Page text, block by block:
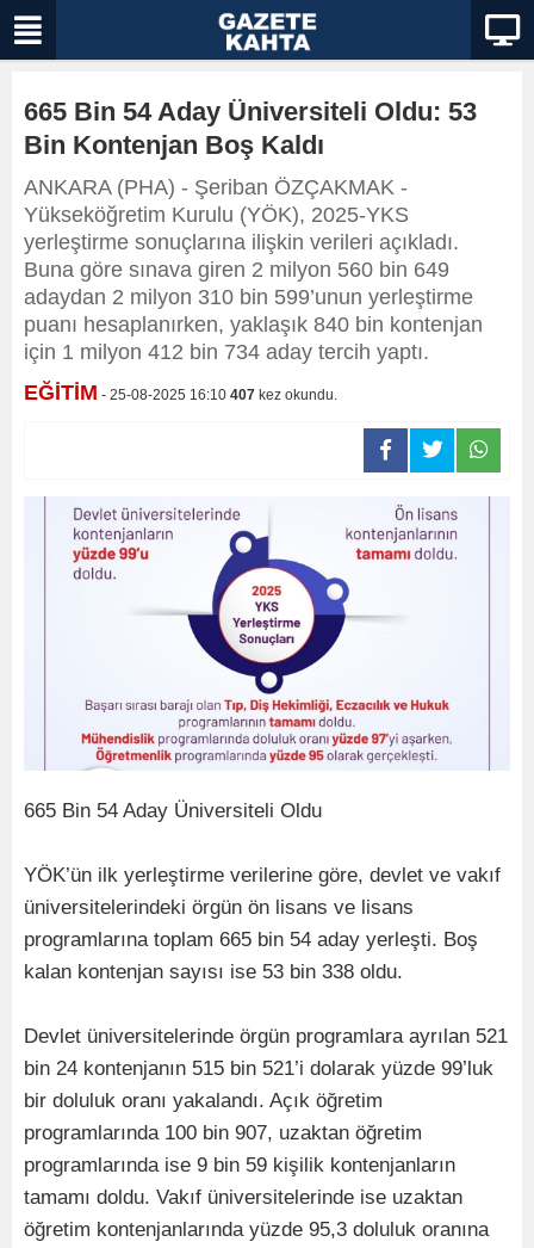
665 Bin 54 Aday Üniversiteli Oldu: 53
Bin Kontenjan Boş Kaldı
ANKARA (PHA) - Şeriban ÖZÇAKMAK -
Yükseköğretim Kurulu (YÖK), 2025-YKS
yerleştirme sonuçlarına ilişkin verileri açıkladı.
Buna göre sınava giren 2 milyon 560 bin 649
adaydan 2 milyon 310 bin 599’unun yerleştirme
puanı hesaplanırken, yaklaşık 840 bin kontenjan
için 1 milyon 412 bin 734 aday tercih yaptı.
EĞİTİM - 25-08-2025 16:10 407 kez okundu.
665 Bin 54 Aday Üniversiteli Oldu
YÖK’ün ilk yerleştirme verilerine göre, devlet ve vakıf
üniversitelerindeki örgün ön lisans ve lisans
programlarına toplam 665 bin 54 aday yerleşti. Boş
kalan kontenjan sayısı ise 53 bin 338 oldu.
Devlet üniversitelerinde örgün programlara ayrılan 521
bin 24 kontenjanın 515 bin 521’i dolarak yüzde 99’luk
bir doluluk oranı yakalandı. Açık öğretim
programlarında 100 bin 907, uzaktan öğretim
programlarında ise 9 bin 59 kişilik kontenjanların
tamamı doldu. Vakıf üniversitelerinde ise uzaktan
öğretim kontenjanlarında yüzde 95,3 doluluk oranına